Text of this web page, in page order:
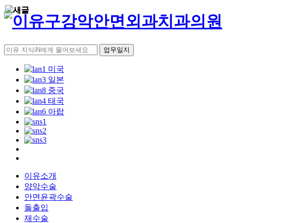
업무일지
이유소개
양악수술
안면윤곽수술
돌출입
재수술